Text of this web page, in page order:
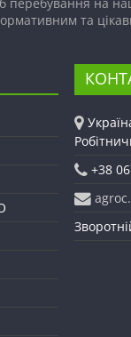
та
+38